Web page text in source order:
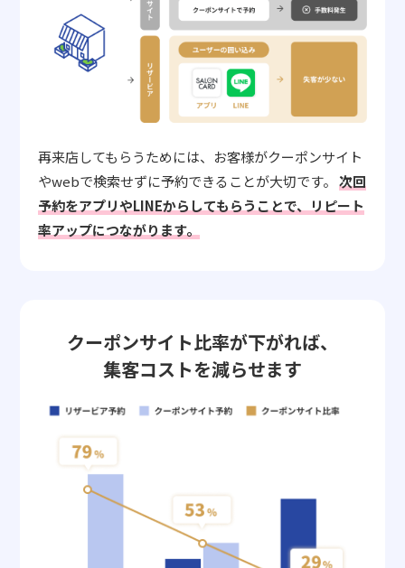
再来店してもらうためには、お客様がクーポンサイト
やwebで検索せずに予約できることが大切です。 次回
予約をアプリやLINEからしてもらうことで、リピート
率アップにつながります。
クーポンサイト比率が下がれば、
集客コストを減らせます